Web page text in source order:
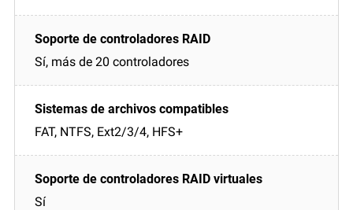
Sí, más de 20 controladores
FAT, NTFS, Ext2/3/4, HFS+
Sí